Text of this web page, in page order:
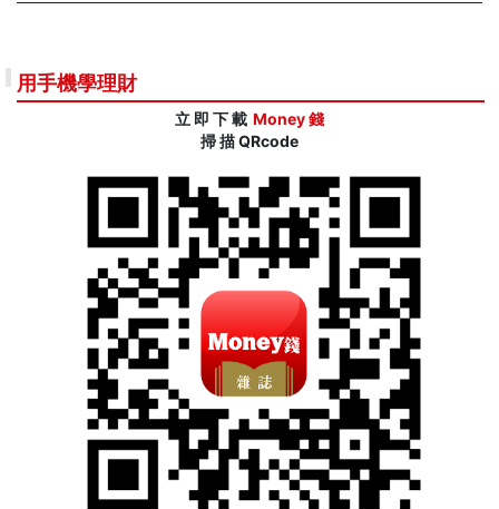
用手機學理財
立 即 下 載 Money 錢
掃 描 QRcode